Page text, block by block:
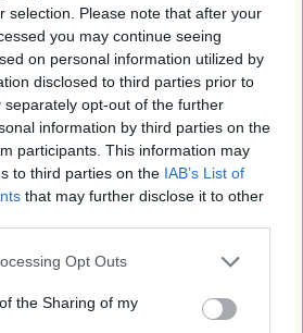
selection. Please note that after your
you may continue seeing
on personal information utilized by
disclosed to third parties prior to
separately opt-out of the further
information by third parties on the
participants. This information may
to third parties on the IAB’s List of
that may further disclose it to other
Opt Outs
the Sharing of my
fabrikas, tad į Ukrainos
šioje šalyje esame
vilkiką saldumynų – tarp jų
juodojo šokolado
laikinas sprendimas
vertės ir patogios
gali gauti bet kokiomis